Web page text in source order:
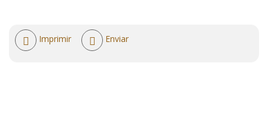
Acciones
Imprimir Enviar